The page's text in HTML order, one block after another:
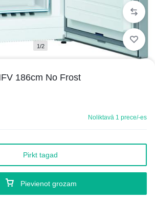
1/2
186cm No Frost
Noliktavā 1 prece/-es
Pievienot grozam
Pirkt tagad